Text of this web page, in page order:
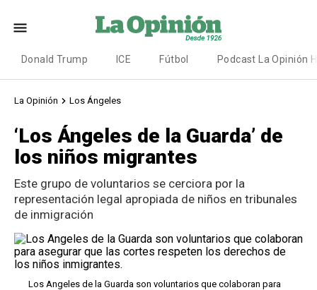
Donald Trump ICE Fútbol Podcast La Opinión
La Opinión Los Ángeles
‘Los Ángeles de la Guarda’ de
los niños migrantes
Este grupo de voluntarios se cerciora por la
representación legal apropiada de niños en tribunales
de inmigración
Los Angeles de la Guarda son voluntarios que colaboran para